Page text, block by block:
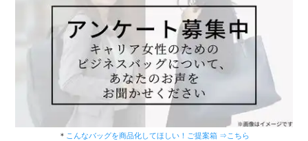
＊ こんなバッグを商品化してほしい！ご提案箱 ⇒こちら